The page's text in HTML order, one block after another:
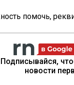
помочь,
Подписывайся,
новости